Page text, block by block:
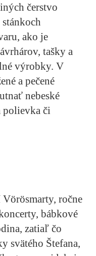
čerstvo
ako je
tašky a
výrobky. V
a pečené
nebeské
polievka či
ročne
bábkové
zatiaľ čo
svätého Štefana,